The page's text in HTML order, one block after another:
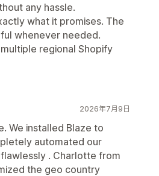
any hassle.
what it promises. The
whenever needed.
regional Shopify
2026年7月9日
We installed Blaze to
automated our
. Charlotte from
the geo country